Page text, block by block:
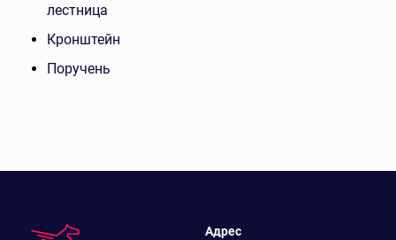
лестница
Кронштейн
Поручень
Адрес